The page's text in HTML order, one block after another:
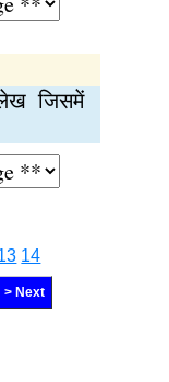
जिसमें
14
> Next